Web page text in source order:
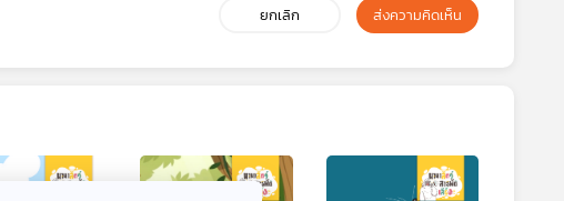
ยกเลิก ส่งความคิดเห็น